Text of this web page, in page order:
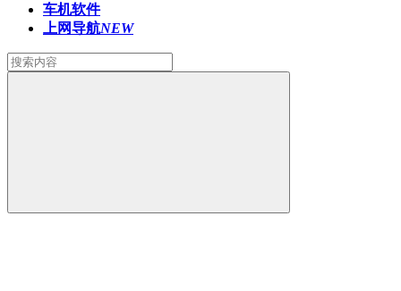
车机软件
上网导航NEW